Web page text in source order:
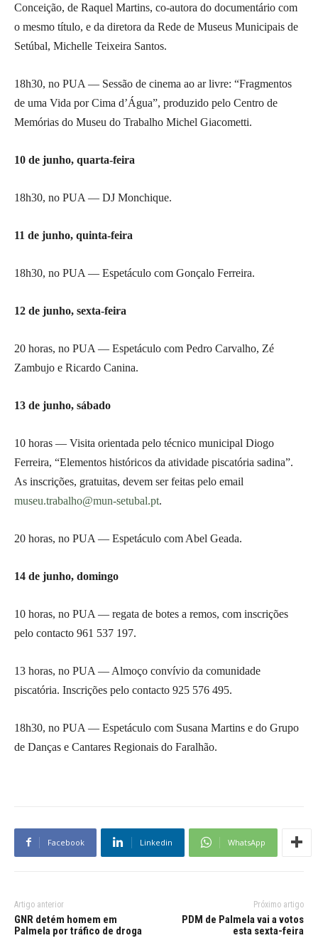
Conceição, de Raquel Martins, co-autora do documentário com
o mesmo título, e da diretora da Rede de Museus Municipais de
Setúbal, Michelle Teixeira Santos.
18h30, no PUA — Sessão de cinema ao ar livre: “Fragmentos
de uma Vida por Cima d’Água”, produzido pelo Centro de
Memórias do Museu do Trabalho Michel Giacometti.
10 de junho, quarta-feira
18h30, no PUA — DJ Monchique.
11 de junho, quinta-feira
18h30, no PUA — Espetáculo com Gonçalo Ferreira.
12 de junho, sexta-feira
20 horas, no PUA — Espetáculo com Pedro Carvalho, Zé
Zambujo e Ricardo Canina.
13 de junho, sábado
10 horas — Visita orientada pelo técnico municipal Diogo
Ferreira, “Elementos históricos da atividade piscatória sadina”.
As inscrições, gratuitas, devem ser feitas pelo email
museu.trabalho@mun-setubal.pt.
20 horas, no PUA — Espetáculo com Abel Geada.
14 de junho, domingo
10 horas, no PUA — regata de botes a remos, com inscrições
pelo contacto 961 537 197.
13 horas, no PUA — Almoço convívio da comunidade
piscatória. Inscrições pelo contacto 925 576 495.
18h30, no PUA — Espetáculo com Susana Martins e do Grupo
de Danças e Cantares Regionais do Faralhão.
Facebook Linkedin WhatsApp
Artigo anterior
GNR detém homem em
Palmela por tráfico de droga
Próximo artigo
PDM de Palmela vai a votos
esta sexta-feira